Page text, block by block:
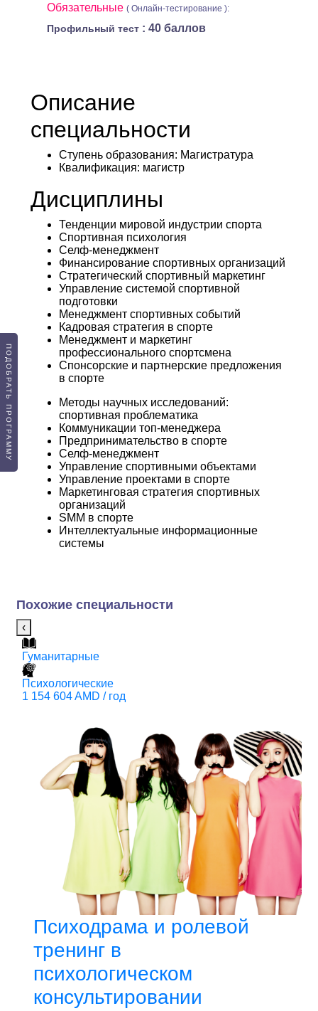
Обязательные ( Онлайн-тестирование ):
Профильный тест : 40 баллов
Описание
специальности
Ступень образования: Магистратура
Квалификация: магистр
Дисциплины
Тенденции мировой индустрии спорта
Спортивная психология
Селф-менеджмент
Финансирование спортивных организаций
Стратегический спортивный маркетинг
Управление системой спортивной
подготовки
Менеджмент спортивных событий
Кадровая стратегия в спорте
Менеджмент и маркетинг
профессионального спортсмена
Спонсорские и партнерские предложения
в спорте
Методы научных исследований:
спортивная проблематика
Коммуникации топ-менеджера
Предпринимательство в спорте
Селф-менеджмент
Управление спортивными объектами
Управление проектами в спорте
Маркетинговая стратегия спортивных
организаций
SMM в спорте
Интеллектуальные информационные
системы
Похожие специальности
‹
Гуманитарные
Психологические
1 154 604 AMD / год
Психодрама и ролевой
тренинг в
психологическом
консультировании
ПОДОБРАТЬ ПРОГРАММУ